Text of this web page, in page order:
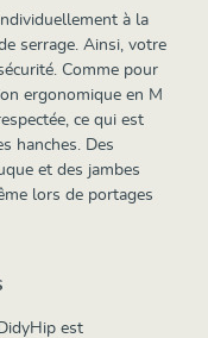
à la
serrage. Ainsi, votre
Comme pour
ergonomique en M
ce qui est
hanches. Des
et des jambes
lors de portages
est